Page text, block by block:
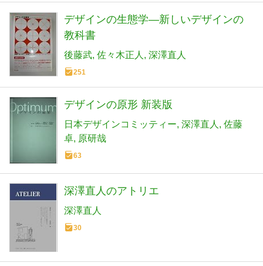
デザインの生態学―新しいデザインの
教科書
後藤武 佐々木正人 深澤直人
251
デザインの原形 新装版
日本デザインコミッティー 深澤直人
佐藤
卓 原研哉
63
深澤直人のアトリエ
深澤直人
30